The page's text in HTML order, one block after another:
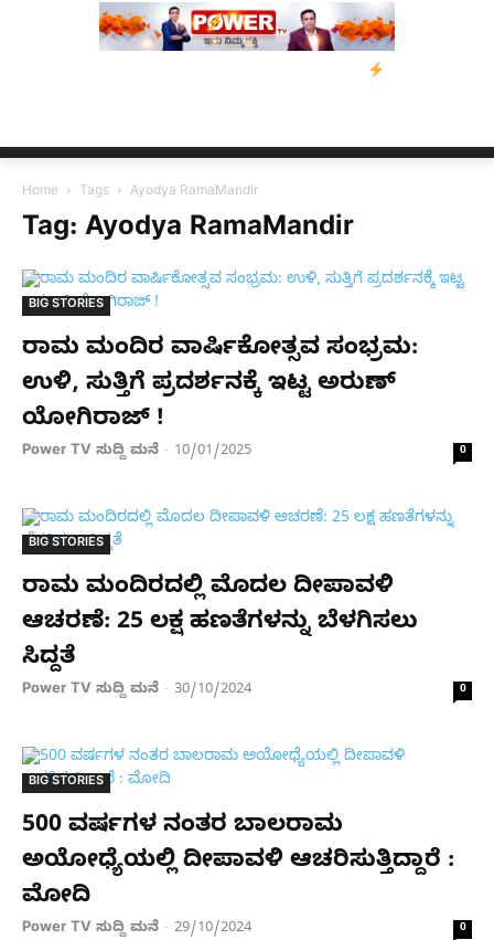
ಬೆಂಗಳೂರಿನಿಂದ
Home Tags Ayodya RamaMandir
Tag: Ayodya RamaMandir
BIG STORIES
ರಾಮ ಮಂದಿರ ವಾರ್ಷಿಕೋತ್ಸವ ಸಂಭ್ರಮ:
ಉಳಿ, ಸುತ್ತಿಗೆ ಪ್ರದರ್ಶನಕ್ಕೆ ಇಟ್ಟ ಅರುಣ್​
ಯೋಗಿರಾಜ್​ !
Power TV ಸುದ್ದಿ ಮನೆ - 10/01/2025 0
BIG STORIES
ರಾಮ ಮಂದಿರದಲ್ಲಿ ಮೊದಲ ದೀಪಾವಳಿ
ಆಚರಣೆ: 25 ಲಕ್ಷ ಹಣತೆಗಳನ್ನು ಬೆಳಗಿಸಲು
ಸಿದ್ದತೆ
Power TV ಸುದ್ದಿ ಮನೆ - 30/10/2024 0
BIG STORIES
500 ವರ್ಷಗಳ ನಂತರ ಬಾಲರಾಮ
ಅಯೋಧ್ಯೆಯಲ್ಲಿ ದೀಪಾವಳಿ ಆಚರಿಸುತ್ತಿದ್ದಾರೆ :
ಮೋದಿ
Power TV ಸುದ್ದಿ ಮನೆ - 29/10/2024 0